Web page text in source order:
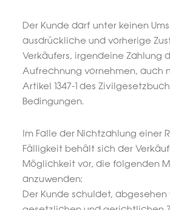
Der Kunde darf unter keinen
ausdrückliche und vorherige
Verkäufers, irgendeine Zahlung
Aufrechnung vornehmen, auch
Artikel 1347-1 des
Bedingungen.
Im Falle der Nichtzahlung einer
Fälligkeit behält sich der
Möglichkeit vor, die folgenden
anzuwenden:
Der Kunde schuldet,